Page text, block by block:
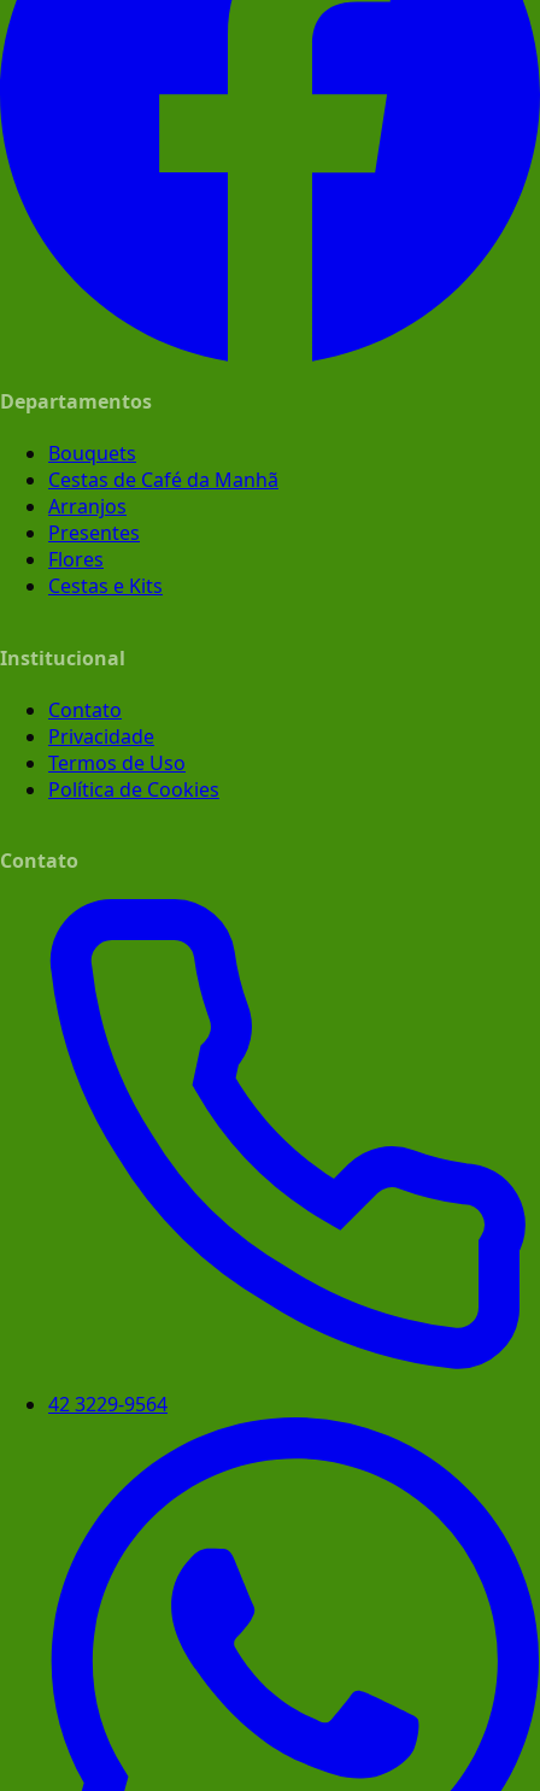
Departamentos
Bouquets
Cestas de Café da Manhã
Arranjos
Presentes
Flores
Cestas e Kits
Institucional
Contato
Privacidade
Termos de Uso
Política de Cookies
Contato
42 3229-9564